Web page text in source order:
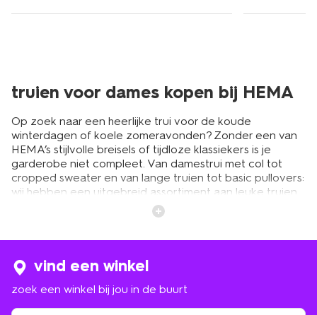
truien voor dames kopen bij HEMA
Op zoek naar een heerlijke trui voor de koude
winterdagen of koele zomeravonden? Zonder een van
HEMA’s stijlvolle breisels of tijdloze klassiekers is je
garderobe niet compleet. Van damestrui met col tot
cropped sweater en van lange truien tot basic pullovers:
wij hebben een uitgebreid assortiment aan leuke truien
voor elke vrouw. Kom stijlvol de koude dagen door of
draag je favoriete zomeroutfit het hele jaar door: dames
maanden met een dames trui erover, of laat je jas lekker
thuis en stop een trui in je tas voor de koelere
zomeravonden. HEMA damestruien zijn niet alleen
gemaakt van fijne materialen, ze zijn ook nog eens erg
vind een winkel
zoek een winkel bij jou in de buurt